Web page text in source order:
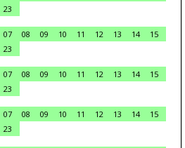
23
07 08 09 10 11 12 13 14
15
23
07 08 09 10 11 12 13 14
15
23
07 08 09 10 11 12 13 14
15
23